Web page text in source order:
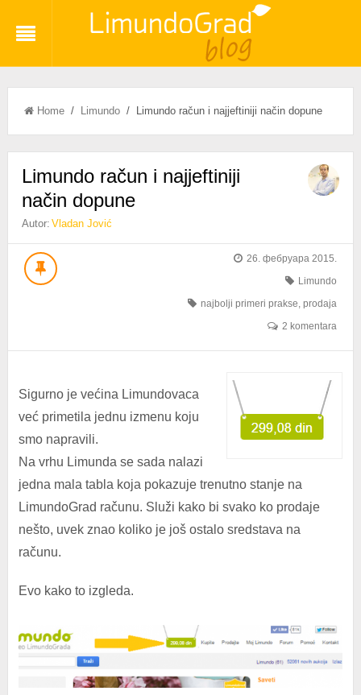
Home/ Limundo/ Limundo račun i najjeftiniji način dopune
Limundo račun i najjeftiniji
način dopune
Autor: Vladan Jović
26. фебруара 2015.
Limundo
najbolji primeri prakse,prodaja
2 komentara
Sigurno je većina Limundovaca
već primetila jednu izmenu koju
smo napravili.
Na vrhu Limunda se sada nalazi
jedna mala tabla koja pokazuje trenutno stanje na
LimundoGrad računu. Služi kako bi svako ko prodaje
nešto, uvek znao koliko je još ostalo sredstava na
računu.
Evo kako to izgleda.